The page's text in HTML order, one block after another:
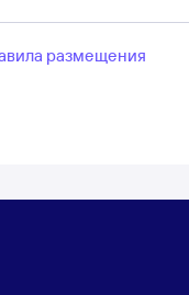
размещения